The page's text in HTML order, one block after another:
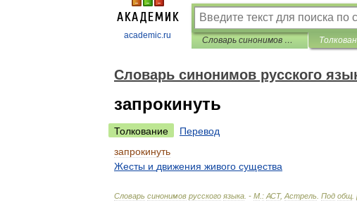
academic.ru Словарь синонимов русского языка
Словарь синонимов русского
запрокинуть
Толкование
Перевод
запрокинуть
Жесты и движения живого существа
Словарь синонимов русского языка . - М : АСТ, Астрель Под общ